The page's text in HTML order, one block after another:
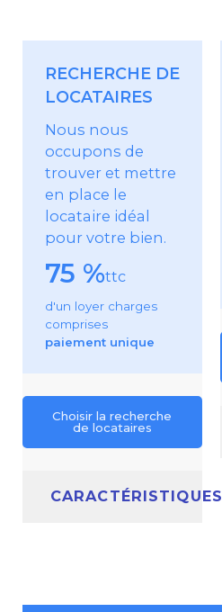
RECHERCHE DE
LOCATAIRES
Nous nous
occupons de
trouver et mettre
en place le
locataire idéal
pour votre bien.
75 %ttc
d'un loyer charges
comprises
paiement unique
Choisir la recherche
de locataires
CARACTÉRISTIQUES